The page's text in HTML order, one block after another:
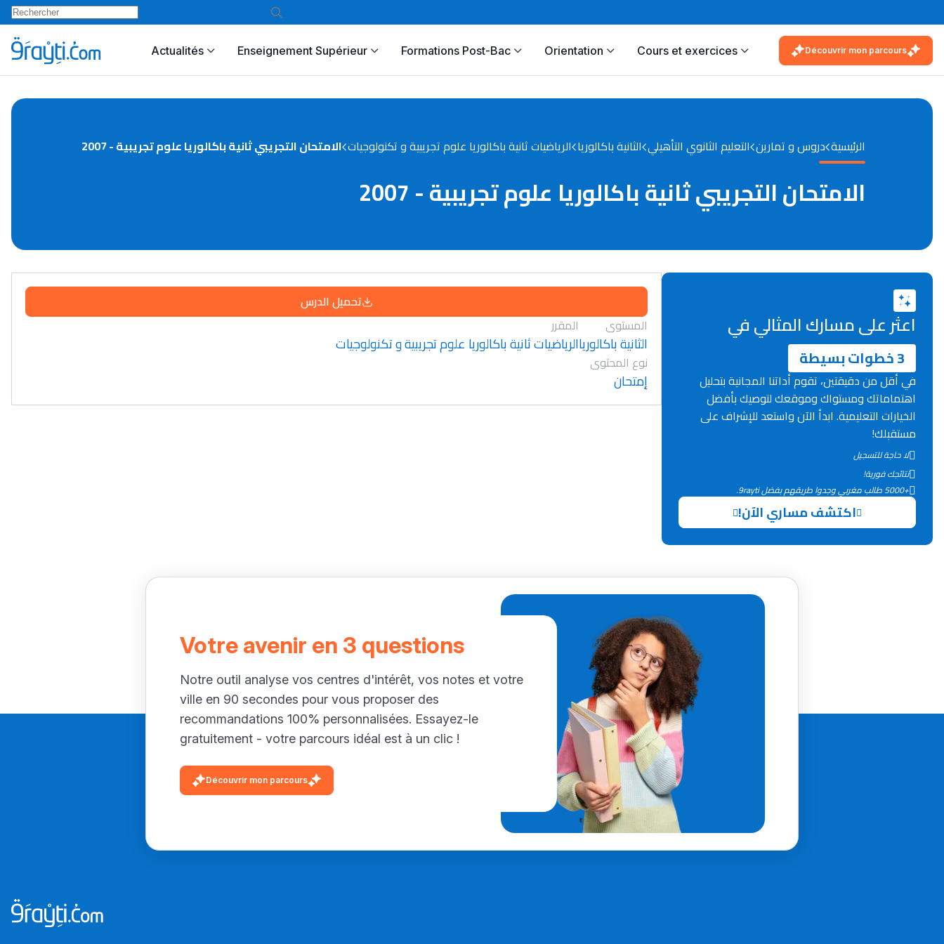
Actualités Enseignement Supérieur Formations Post-Bac Orientation Cours et exercices Découvrir mon parcours
الرئيسية دروس و تمارين التعليم الثانوي التأهيلي الثانية باكالوريا الرياضيات ثانية باكالوريا علوم تجريبية و تكنولوجيات الامتحان التجريبي ثانية باكالوريا علوم تجريبية - 2007
الامتحان التجريبي ثانية باكالوريا علوم تجريبية - 2007
تحميل الدرس
المستوى
الثانية باكالوريا
المقرر
الرياضيات ثانية باكالوريا علوم تجريبية و تكنولوجيات
نوع المحتوى
إمتحان
اعثر على مسارك المثالي في
3 خطوات بسيطة
في أقل من دقيقتين، تقوم أداتنا المجانية بتحليل
اهتماماتك ومستواك وموقعك لتوصيك بأفضل
الخيارات التعليمية. ابدأ الآن واستعد للإشراف على
مستقبلك!
لا حاجة للتسجيل
نتائجك فورية!
+5000 طالب مغربي وجدوا طريقهم بفضل 9rayti.
اكتشف مساري الآن!
Votre avenir en 3 questions
Notre outil analyse vos centres d'intérêt, vos notes et votre
ville en 90 secondes pour vous proposer des
recommandations 100% personnalisées. Essayez-le
gratuitement - votre parcours idéal est à un clic !
Découvrir mon parcours